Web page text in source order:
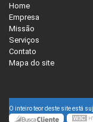
Home
Empresa
Missão
Serviços
Contato
Mapa do site
O inteiro teor deste site está